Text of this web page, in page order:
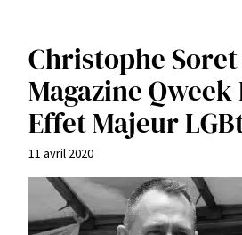
Christophe
Magazine Qweek
Effet Majeur
11 avril 2020